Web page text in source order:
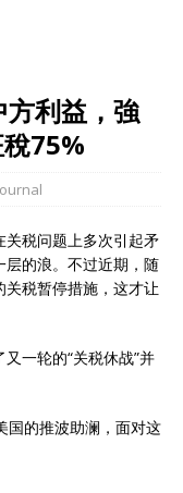
利益，強
75%
税问题上多次引起矛
层的浪。不过近期，随
税暂停措施，这才让
一轮的“关税休战”并
国的推波助澜，面对这